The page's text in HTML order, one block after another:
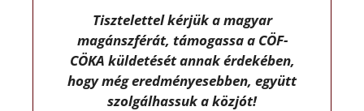
Tisztelettel kérjük a magyar
magánszférát, támogassa a CÖF-
CÖKA küldetését annak érdekében,
hogy még eredményesebben, együtt
szolgálhassuk a közjót!